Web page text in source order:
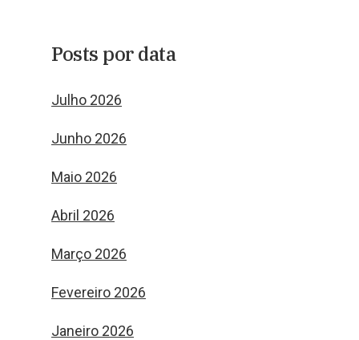
Posts por data
Julho 2026
Junho 2026
Maio 2026
Abril 2026
Março 2026
Fevereiro 2026
Janeiro 2026